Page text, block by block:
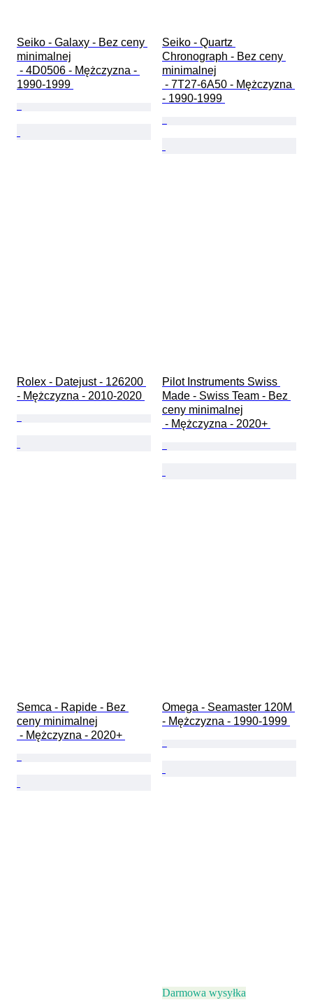
Seiko - Galaxy - Bez ceny
minimalnej
1990-1999
Seiko - Quartz
Chronograph - Bez ceny
minimalnej
- 1990-1999
Rolex - Datejust - 126200
- Mężczyzna - 2010-2020
Pilot Instruments Swiss
Made - Swiss Team - Bez
ceny minimalnej
- Mężczyzna - 2020+
Semca - Rapide - Bez
ceny minimalnej
- Mężczyzna - 2020+
Omega - Seamaster 120M
- Mężczyzna - 1990-1999
Darmowa wysyłka